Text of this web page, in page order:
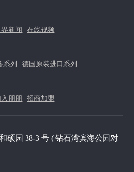
界新闻 在线视频
系列 德国原装进口系列
入朋朋 招商加盟
硕园 38-3 号 ( 钻石湾滨海公园对